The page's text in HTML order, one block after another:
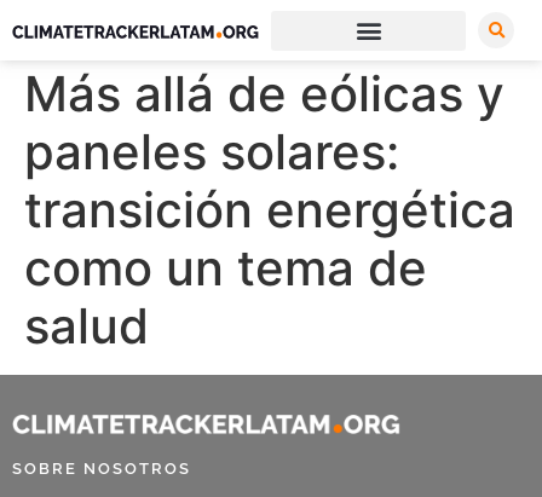
Más allá de eólicas y
paneles solares:
transición energética
como un tema de
salud
SOBRE NOSOTROS